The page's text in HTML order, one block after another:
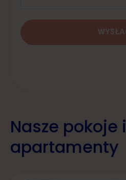
Nasze pokoje i
apartamenty